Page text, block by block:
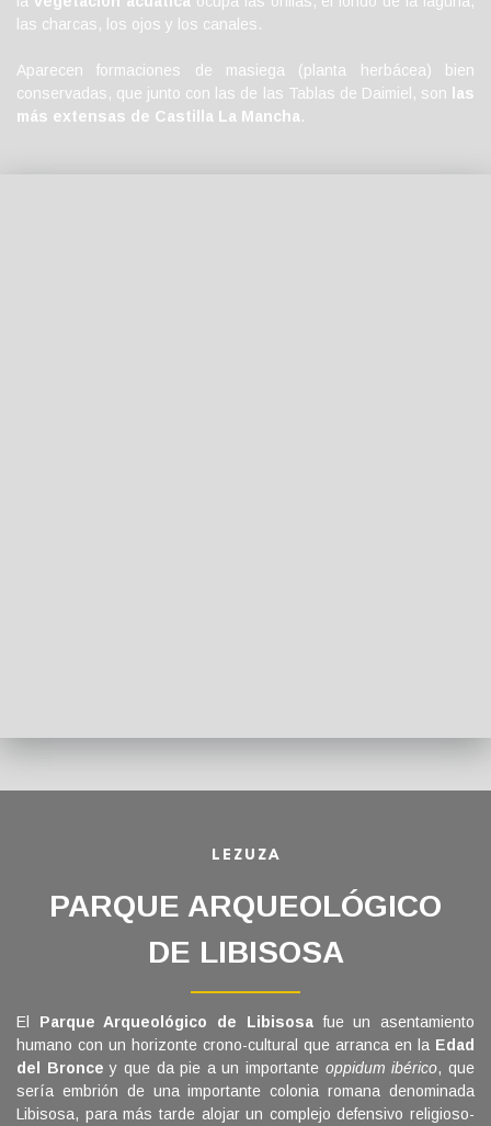
las charcas, los ojos y los canales.
Aparecen formaciones de masiega (planta herbácea) bien
conservadas, que junto con las de las Tablas de Daimiel, son las
más extensas de Castilla La Mancha.
LEZUZA
PARQUE ARQUEOLÓGICO
DE LIBISOSA
El Parque Arqueológico de Libisosafue un asentamiento
humano con un horizonte crono-cultural que arranca en la Edad
del Bronce y que da pie a un importante oppidum ibérico, que
sería embrión de una importante colonia romana denominada
Libisosa, para más tarde alojar un complejo defensivo religioso-